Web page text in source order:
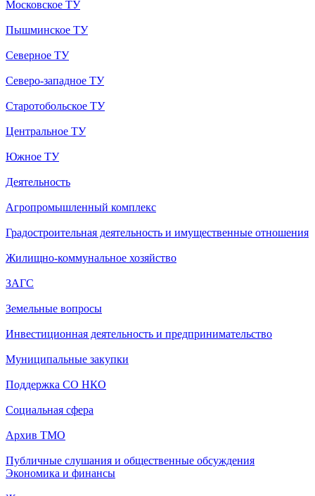
Московское ТУ
Пышминское ТУ
Северное ТУ
Северо-западное ТУ
Старотобольское ТУ
Центральное ТУ
Южное ТУ
Деятельность
Агропромышленный комплекс
Градостроительная деятельность и имущественные отношения
Жилищно-коммунальное хозяйство
ЗАГС
Земельные вопросы
Инвестиционная деятельность и предпринимательство
Муниципальные закупки
Поддержка СО НКО
Социальная сфера
Архив ТМО
Публичные слушания и общественные обсуждения
Экономика и финансы